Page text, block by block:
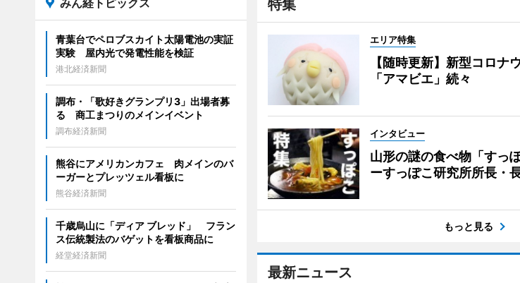
特集
エリア特集
【随時更新】新型コロナ
「アマビエ」続々
インタビュー
山形の謎の食べ物「すっ
ーすっぽこ研究所所長・
もっと見る
最新ニュース
みん経トピックス
青葉台でペロブスカイト太陽電池の実証
実験 屋内光で発電性能を検証
港北経済新聞
調布・「歌好きグランプリ3」出場者募
る 商工まつりのメインイベント
調布経済新聞
熊谷にアメリカンカフェ 肉メインのバ
ーガーとプレッツェル看板に
熊谷経済新聞
千歳烏山に「ディア ブレッド」 フラン
ス伝統製法のバゲットを看板商品に
経堂経済新聞